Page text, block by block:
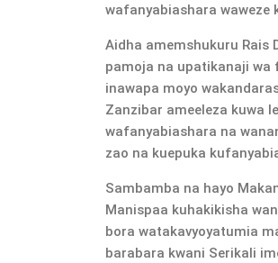
wafanyabiashara waweze
Aidha amemshukuru Rais
pamoja na upatikanaji wa
inawapa moyo
Zanzibar ameeleza kuwa
wafanyabiashara na
zao na kuepuka
Sambamba na hayo
Manispaa kuhakikisha
bora watakavyoyatumia
barabara kwani Serikali